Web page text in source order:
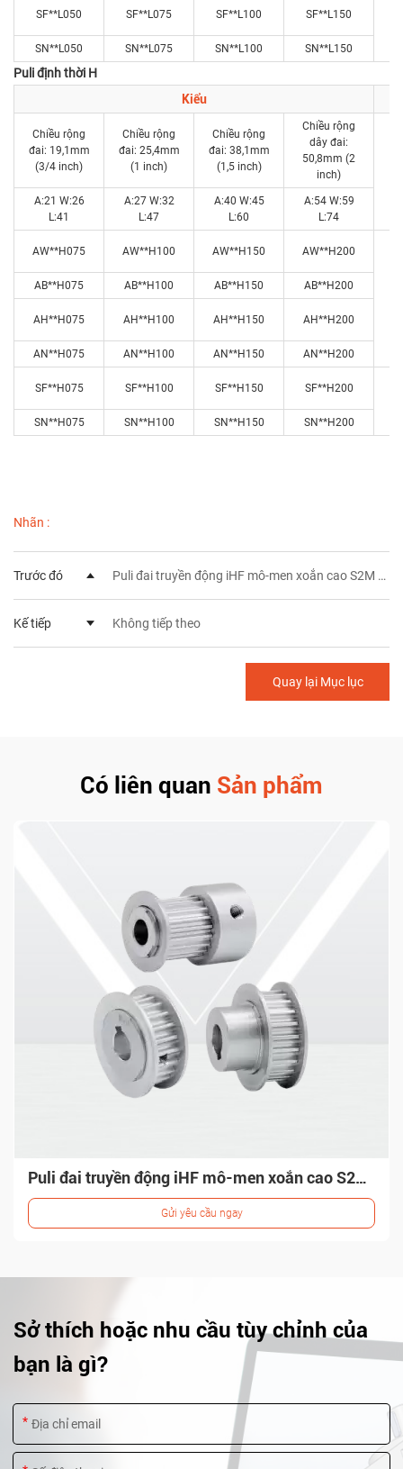
SF**L050 SF**L075 SF**L100 SF**L150
SN**L050 SN**L075 SN**L100 SN**L150
Puli định thời H
Kiểu
Chiều rộng
đai: 19,1mm
(3/4 inch)
Chiều rộng
đai: 25,4mm
(1 inch)
Chiều rộng
đai: 38,1mm
(1,5 inch)
Chiều rộng
dây đai:
50,8mm (2
inch)
A:21 W:26
L:41
A:27 W:32
L:47
A:40 W:45
L:60
A:54 W:59
L:74
AW**H075 AW**H100 AW**H150 AW**H200
AB**H075 AB**H100 AB**H150 AB**H200
AH**H075 AH**H100 AH**H150 AH**H200
AN**H075 AN**H100 AN**H150 AN**H200
SF**H075 SF**H100 SF**H150 SF**H200
SN**H075 SN**H100 SN**H150 SN**H200
Nhãn :
Trước đó Puli đai truyền động iHF mô-men xoắn cao S2M HTD3M P2M
Kế tiếp Không tiếp theo
Quay lại Mục lục
Có liên quan Sản phẩm
Puli đai truyền động iHF định vị chính xác cao 2GT 3GT 5GT 8YU
Gửi yêu cầu ngay
Sở thích hoặc nhu cầu tùy chỉnh của
bạn là gì?
*